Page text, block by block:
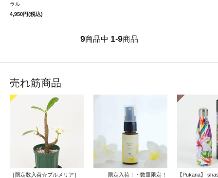
ラル
4,950円(税込)
9商品中 1-9商品
売れ筋商品
［限定数入荷☆プルメリア］
限定入荷！・数量限定！
【Pukana】